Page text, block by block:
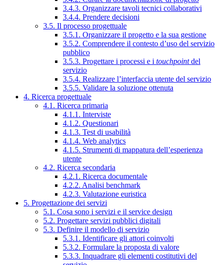
3.4.3. Organizzare tavoli tecnici collaborativi
3.4.4. Prendere decisioni
3.5. Il processo progettuale
3.5.1. Organizzare il progetto e la sua gestione
3.5.2. Comprendere il contesto d’uso del servizio
pubblico
3.5.3. Progettare i processi e i touchpointdel
servizio
3.5.4. Realizzare l’interfaccia utente del servizio
3.5.5. Validare la soluzione ottenuta
4. Ricerca progettuale
4.1. Ricerca primaria
4.1.1. Interviste
4.1.2. Questionari
4.1.3. Test di usabilità
4.1.4. Web analytics
4.1.5. Strumenti di mappatura dell’esperienza
utente
4.2. Ricerca secondaria
4.2.1. Ricerca documentale
4.2.2. Analisi benchmark
4.2.3. Valutazione euristica
5. Progettazione dei servizi
5.1. Cosa sono i servizi e il service design
5.2. Progettare servizi pubblici digitali
5.3. Definire il modello di servizio
5.3.1. Identificare gli attori coinvolti
5.3.2. Formulare la proposta di valore
5.3.3. Inquadrare gli elementi costitutivi del